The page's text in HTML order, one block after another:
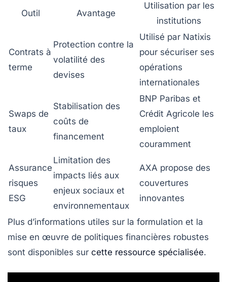
Outil Avantage
Utilisation par les
institutions
Contrats à
terme
Protection contre la
volatilité des
devises
Utilisé par Natixis
pour sécuriser ses
opérations
internationales
Swaps de
taux
Stabilisation des
coûts de
financement
BNP Paribas et
Crédit Agricole les
emploient
couramment
Assurance
risques
ESG
Limitation des
impacts liés aux
enjeux sociaux et
environnementaux
AXA propose des
couvertures
innovantes
Plus d’informations utiles sur la formulation et la
mise en œuvre de politiques financières robustes
sont disponibles sur cette ressource spécialisée.